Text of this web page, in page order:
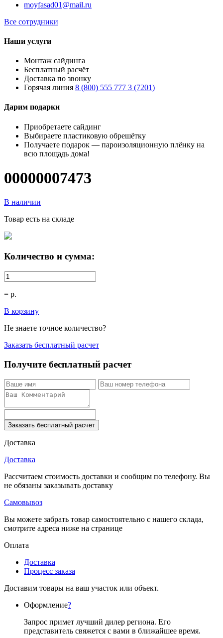
moyfasad01@mail.ru
Все сотрудники
Наши услуги
Монтаж сайдинга
Бесплатный расчёт
Доставка по звонку
Горячая линия 8 (800) 555 777 3 (7201)
Дарим подарки
Приобретаете сайдинг
Выбираете пластиковую обрешётку
Получаете подарок — пароизоляционную плёнку на
всю площадь дома!
00000007473
В наличии
Товар есть на складе
Количество и сумма:
= р.
В корзину
Не знаете точное количество?
Заказать бесплатный расчет
Получите бесплатный расчет
Заказать бесплатный расчет
Доставка
Доставка
Рассчитаем стоимость доставки и сообщим по телефону. Вы
не обязаны заказывать доставку
Самовывоз
Вы можете забрать товар самостоятельно с нашего склада,
смотрите адреса ниже на странице
Оплата
Доставка
Процесс заказа
Доставим товары на ваш участок или объект.
Оформление?
Запрос примет лучший дилер региона. Его
представитель свяжется с вами в ближайшее время.